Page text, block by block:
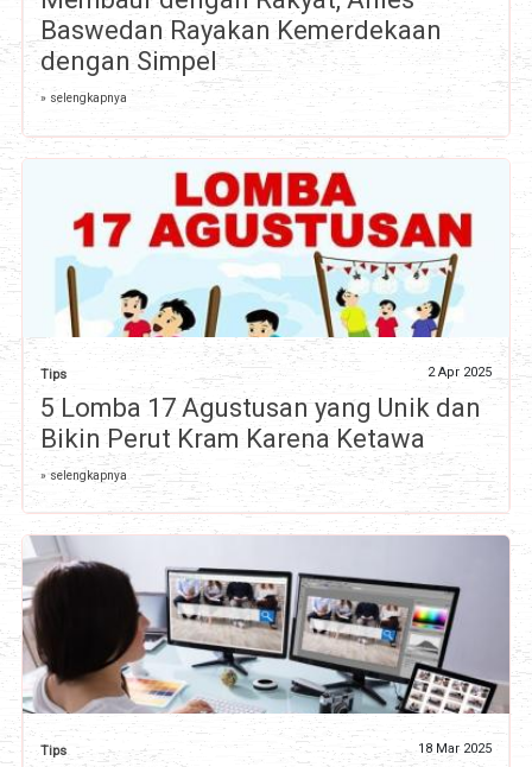
Baswedan Rayakan Kemerdekaan
dengan Simpel
» selengkapnya
Tips 2 Apr 2025
5 Lomba 17 Agustusan yang Unik dan
Bikin Perut Kram Karena Ketawa
» selengkapnya
Tips 18 Mar 2025